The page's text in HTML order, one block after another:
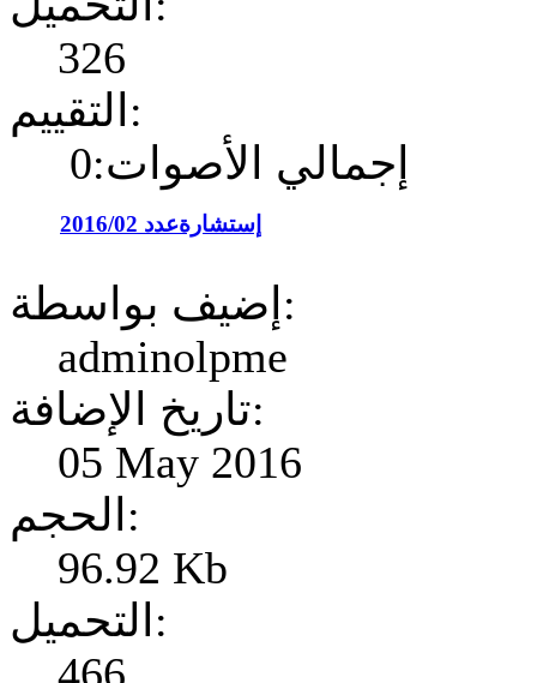
326
التقييم:
إجمالي الأصوات:0
إستشارةعدد 2016/02
إضيف بواسطة:
adminolpme
تاريخ الإضافة:
05 May 2016
الحجم:
96.92 Kb
التحميل: